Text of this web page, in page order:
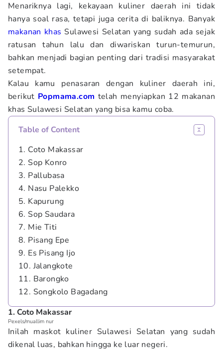
Menariknya lagi, kekayaan kuliner daerah ini tidak
hanya soal rasa, tetapi juga cerita di baliknya. Banyak
makanan khas Sulawesi Selatan yang sudah ada sejak
ratusan tahun lalu dan diwariskan turun-temurun,
bahkan menjadi bagian penting dari tradisi masyarakat
setempat.
Kalau kamu penasaran dengan kuliner daerah ini,
berikut Popmama.com telah menyiapkan 12 makanan
khas Sulawesi Selatan yang bisa kamu coba.
Table of Content
1. Coto Makassar
2. Sop Konro
3. Pallubasa
4. Nasu Palekko
5. Kapurung
6. Sop Saudara
7. Mie Titi
8. Pisang Epe
9. Es Pisang Ijo
10. Jalangkote
11. Barongko
12. Songkolo Bagadang
1. Coto Makassar
Pexels/muallim nur
Inilah maskot kuliner Sulawesi Selatan yang sudah
dikenal luas, bahkan hingga ke luar negeri.